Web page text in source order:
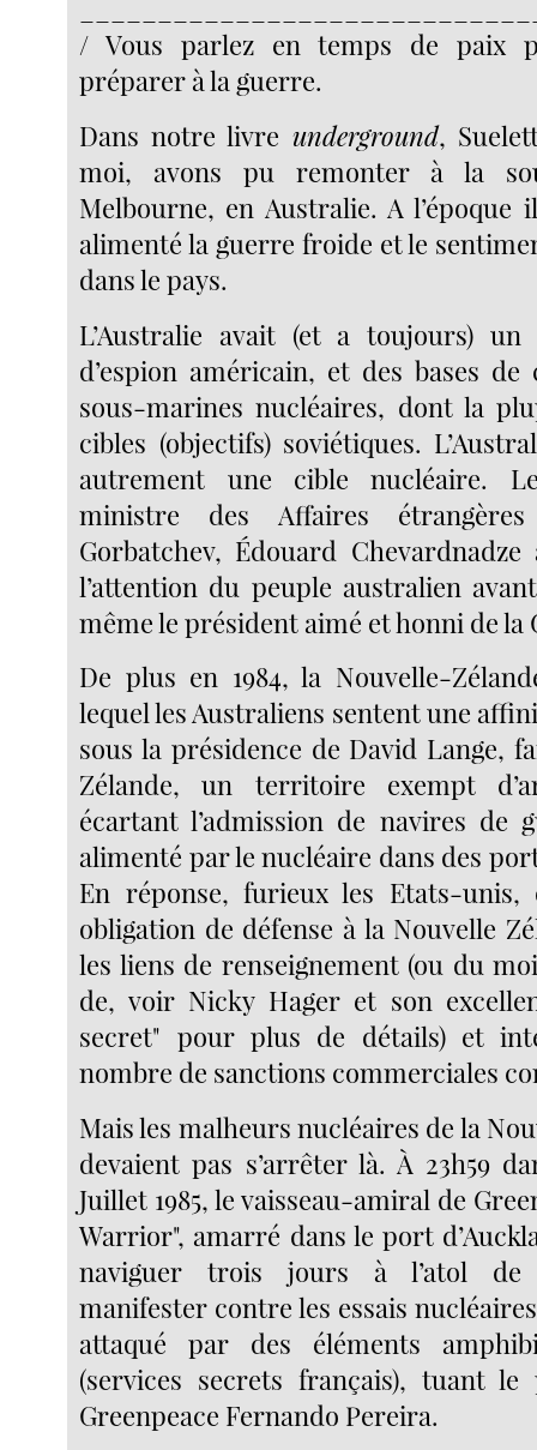
/ Vous parlez en temps de paix
préparer à la guerre.
Dans notre livre underground,
moi, avons pu remonter à la
Melbourne, en Australie. A l’époque
alimenté la guerre froide et le
dans le pays.
L’Australie avait (et a toujours)
d’espion américain, et des bases
sous-marines nucléaires, dont la
cibles (objectifs) soviétiques.
autrement une cible nucléaire.
ministre des Affaires
Gorbatchev, Édouard
l’attention du peuple australien
même le président aimé et honni de la
De plus en 1984, la Nouvelle-
lequel les Australiens sentent une
sous la présidence de David Lange,
Zélande, un territoire exempt
écartant l’admission de navires de
alimenté par le nucléaire dans des
En réponse, furieux les Etats-
obligation de défense à la Nouvelle
les liens de renseignement (ou du
de, voir Nicky Hager et son
secret" pour plus de détails) et
nombre de sanctions commerciales
Mais les malheurs nucléaires de la
devaient pas s’arrêter là. À 23h59
Juillet 1985, le vaisseau-amiral de
Warrior", amarré dans le port
naviguer trois jours à l’atol de
manifester contre les essais
attaqué par des éléments
(services secrets français), tuant le
Greenpeace Fernando Pereira.